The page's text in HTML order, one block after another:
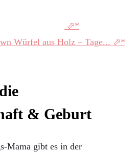
Würfel aus Holz – Tage...
& Geburt
Mama gibt es in der